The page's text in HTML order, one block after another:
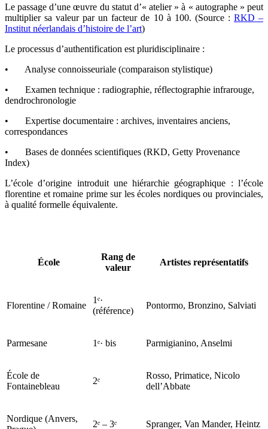
Le passage d’une œuvre du statut d’« atelier » à « autographe » peut
multiplier sa valeur par un facteur de 10 à 100. (Source : RKD –
Institut néerlandais d’histoire de l’art)
Le processus d’authentification est pluridisciplinaire :
• Analyse connoisseuriale (comparaison stylistique)
• Examen technique : radiographie, réflectographie infrarouge,
dendrochronologie
• Expertise documentaire : archives, inventaires anciens,
correspondances
• Bases de données scientifiques (RKD, Getty Provenance
Index)
L’école d’origine introduit une hiérarchie géographique : l’école
florentine et romaine prime sur les écoles nordiques ou provinciales,
à qualité formelle équivalente.
École
Rang de
valeur
Artistes représentatifs
Florentine / Romaine
1ᵉ·
(référence)
Pontormo, Bronzino, Salviati
Parmesane 1ᵉ· bis Parmigianino, Anselmi
École de
Fontainebleau
2ᵉ
Rosso, Primatice, Nicolo
dell’Abbate
Nordique (Anvers,
2ᵉ – 3ᵉ Spranger, Van Mander, Heintz